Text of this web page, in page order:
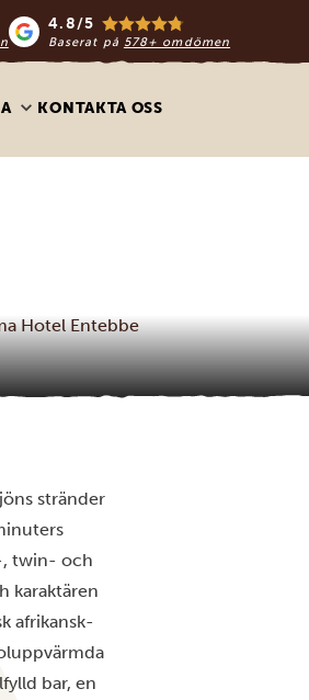
4.8/5
Baserat på 578+ omdömen
KONTAKTA OSS
Hotel Entebbe
stränder
, twin- och
karaktären
afrikansk-
bar, en